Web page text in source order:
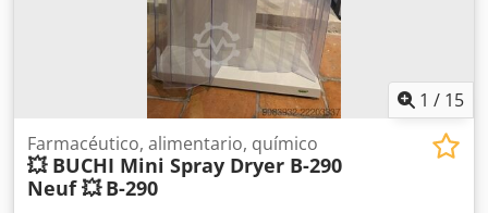
1 / 15
Farmacéutico, alimentario, químico
💥 BUCHI Mini Spray Dryer B-290
Neuf 💥 B-290